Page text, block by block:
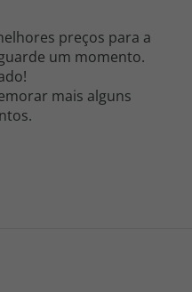
preços para a
um momento.
mais alguns